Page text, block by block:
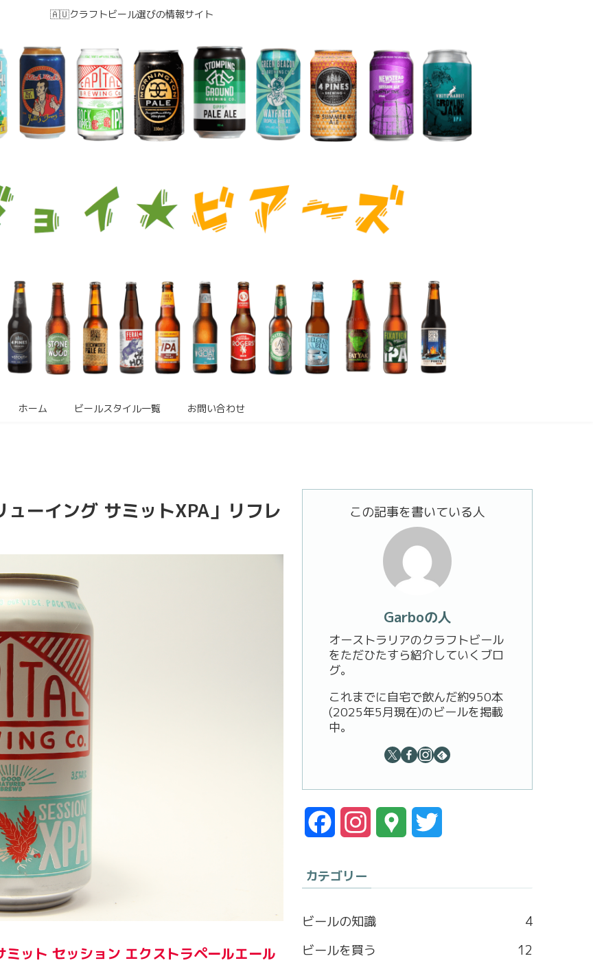
🇦🇺クラフトビール選びの情報サイト
ホーム ビールスタイル一覧 お問い合わせ
ーイング サミットXPA」リフレ
ミット セッション エクストラペールエール
この記事を書いている人
Garboの人
オーストラリアのクラフトビール
をただひたすら紹介していくブロ
グ。
これまでに自宅で飲んだ約950本
(2025年5月現在)のビールを掲載
中。
c
b
t
a
カテゴリー
ビールの知識
4
ビールを買う
12